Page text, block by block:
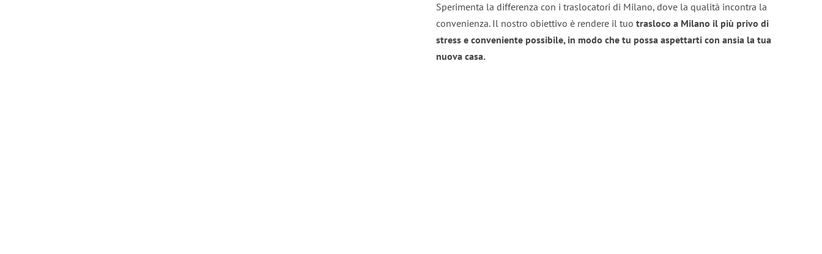
Sperimenta la differenza con i traslocatori di Milano, dove la qualità incontra la
convenienza. Il nostro obiettivo è rendere il tuo trasloco a Milano il più privo di
stress e conveniente possibile, in modo che tu possa aspettarti con ansia la tua
nuova casa.